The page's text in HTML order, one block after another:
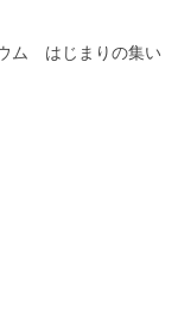
ム はじまりの集い